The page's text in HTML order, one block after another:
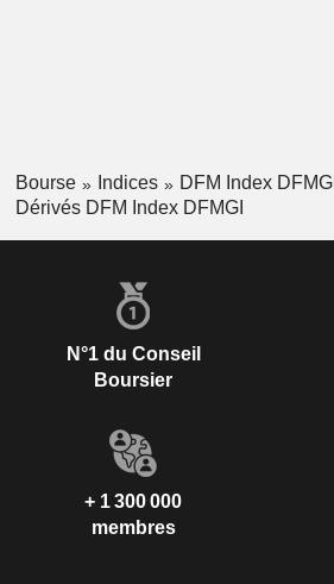
Bourse Indices
DFM Index DFMGI
Dérivés DFM Index DFMGI
N°1 du Conseil
Boursier
+ 1 300 000
membres